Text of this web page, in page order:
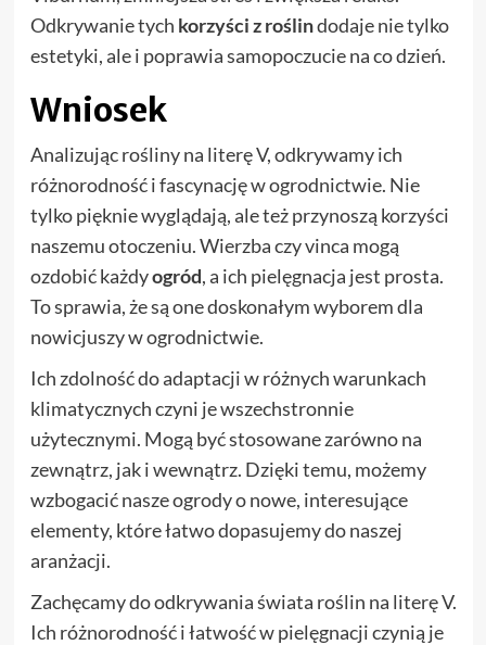
Odkrywanie tych korzyści z roślindodaje nie tylko
estetyki, ale i poprawia samopoczucie na co dzień.
Wniosek
Analizując rośliny na literę V, odkrywamy ich
różnorodność i fascynację w ogrodnictwie. Nie
tylko pięknie wyglądają, ale też przynoszą korzyści
naszemu otoczeniu. Wierzba czy vinca mogą
ozdobić każdyogród, a ich pielęgnacja jest prosta.
To sprawia, że są one doskonałym wyborem dla
nowicjuszy w ogrodnictwie.
Ich zdolność do adaptacji w różnych warunkach
klimatycznych czyni je wszechstronnie
użytecznymi. Mogą być stosowane zarówno na
zewnątrz, jak i wewnątrz. Dzięki temu, możemy
wzbogacić nasze ogrody o nowe, interesujące
elementy, które łatwo dopasujemy do naszej
aranżacji.
Zachęcamy do odkrywania świata roślin na literę V.
Ich różnorodność i łatwość w pielęgnacji czynią je